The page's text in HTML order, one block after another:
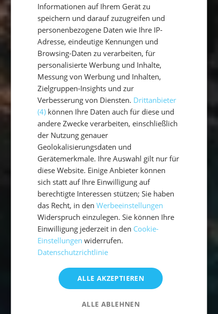
Informationen auf Ihrem Gerät zu
speichern und darauf zuzugreifen und
personenbezogene Daten wie Ihre IP-
Adresse, eindeutige Kennungen und
Browsing-Daten zu verarbeiten, für
personalisierte Werbung und Inhalte,
Messung von Werbung und Inhalten,
Zielgruppen-Insights und zur
Verbesserung von Diensten. Drittanbieter
(4) können Ihre Daten auch für diese und
andere Zwecke verarbeiten, einschließlich
der Nutzung genauer
Geolokalisierungsdaten und
Gerätemerkmale. Ihre Auswahl gilt nur für
diese Website. Einige Anbieter können
sich statt auf Ihre Einwilligung auf
berechtigte Interessen stützen; Sie haben
das Recht, in denWerbeeinstellungen
Widerspruch einzulegen. Sie können Ihre
Einwilligung jederzeit in den Cookie-
Einstellungen widerrufen.
Datenschutzrichtlinie
ALLE AKZEPTIEREN
ALLE ABLEHNEN